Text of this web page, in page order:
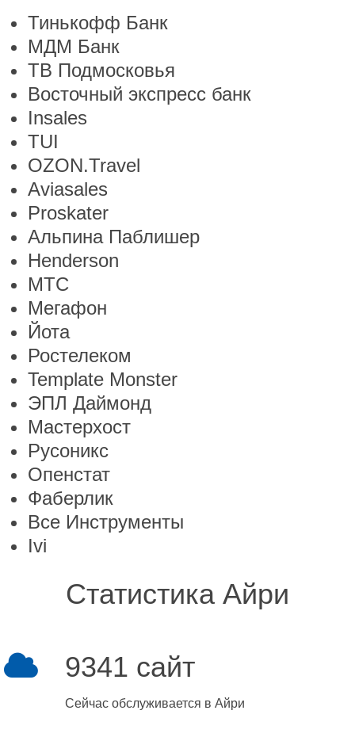
Тинькофф Банк
МДМ Банк
ТВ Подмосковья
Восточный экспресс банк
Insales
TUI
OZON.Travel
Aviasales
Proskater
Альпина Паблишер
Henderson
МТС
Мегафон
Йота
Ростелеком
Template Monster
ЭПЛ Даймонд
Мастерхост
Русоникс
Опенстат
Фаберлик
Все Инструменты
Ivi
Статистика Айри
9341 сайт
Сейчас обслуживается в Айри